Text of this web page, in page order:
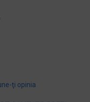
ţi opinia